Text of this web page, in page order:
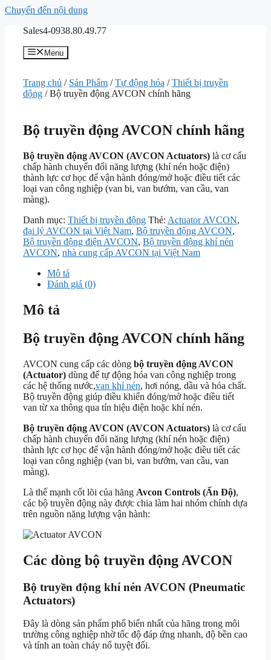
Chuyển đến nội dung
Sales4-0938.80.49.77
Menu
Trang chủ / Sản Phẩm /Tự động hóa /Thiết bị truyền
động / Bộ truyền động AVCON chính hãng
Bộ truyền động AVCON chính hãng
Bộ truyền động AVCON (AVCON Actuators) là cơ cấu
chấp hành chuyển đổi năng lượng (khí nén hoặc điện)
thành lực cơ học để vận hành đóng/mở hoặc điều tiết các
loại van công nghiệp (van bi, van bướm, van cầu, van
màng).
Danh mục: Thiết bị truyền động Thẻ: Actuator AVCON,
đại lý AVCON tại Việt Nam, Bộ truyền động AVCON,
Bộ truyền động điện AVCON, Bộ truyền động khí nén
AVCON, nhà cung cấp AVCON tại Việt Nam
Mô tả
Đánh giá (0)
Mô tả
Bộ truyền động AVCON chính hãng
AVCON cung cấp các dòng bộ truyền động AVCON
(Actuator) dùng để tự động hóa van công nghiệp trong
các hệ thống nước,van khí nén, hơi nóng, dầu và hóa chất.
Bộ truyền động giúp điều khiển đóng/mở hoặc điều tiết
van từ xa thông qua tín hiệu điện hoặc khí nén.
Bộ truyền động AVCON (AVCON Actuators) là cơ cấu
chấp hành chuyển đổi năng lượng (khí nén hoặc điện)
thành lực cơ học để vận hành đóng/mở hoặc điều tiết các
loại van công nghiệp (van bi, van bướm, van cầu, van
màng).
Là thế mạnh cốt lõi của hãng Avcon Controls (Ấn Độ),
các bộ truyền động này được chia làm hai nhóm chính dựa
trên nguồn năng lượng vận hành:
Các dòng bộ truyền động AVCON
Bộ truyền động khí nén AVCON (Pneumatic
Actuators)
Đây là dòng sản phẩm phổ biến nhất của hãng trong môi
trường công nghiệp nhờ tốc độ đáp ứng nhanh, độ bền cao
và tính an toàn cháy nổ tuyệt đối.